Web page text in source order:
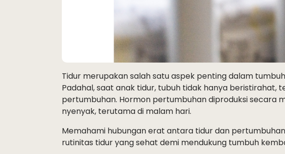
Tidur merupakan salah satu aspek penting dalam
Padahal, saat anak tidur, tubuh tidak hanya beristirahat,
pertumbuhan. Hormon pertumbuhan diproduksi secara
nyenyak, terutama di malam hari.
Memahami hubungan erat antara tidur dan
rutinitas tidur yang sehat demi mendukung tumbuh